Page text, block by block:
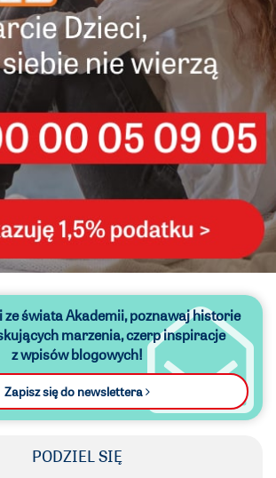
ze świata Akademii,poznawaj historie
marzenia,czerp inspiracje
z wpisów blogowych!
Zapisz się do newslettera
PODZIEL SIĘ